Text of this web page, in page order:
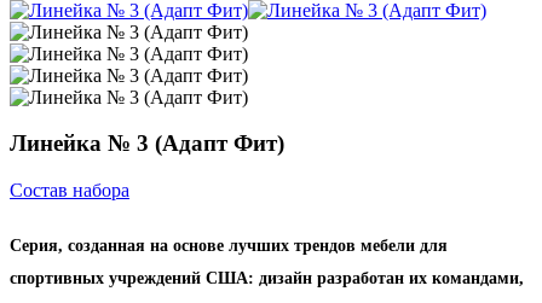
Линейка № 3 (Адапт Фит)
Состав набора
Серия, созданная на основе лучших трендов мебели для
спортивных учреждений США: дизайн разработан их командами,